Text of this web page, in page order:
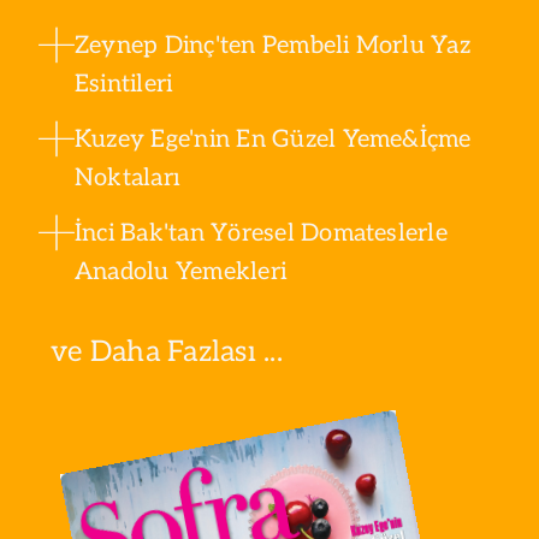
Zeynep Dinç'ten Pembeli Morlu Yaz
Esintileri
Kuzey Ege'nin En Güzel Yeme&İçme
Noktaları
İnci Bak'tan Yöresel Domateslerle
Anadolu Yemekleri
ve Daha Fazlası ...